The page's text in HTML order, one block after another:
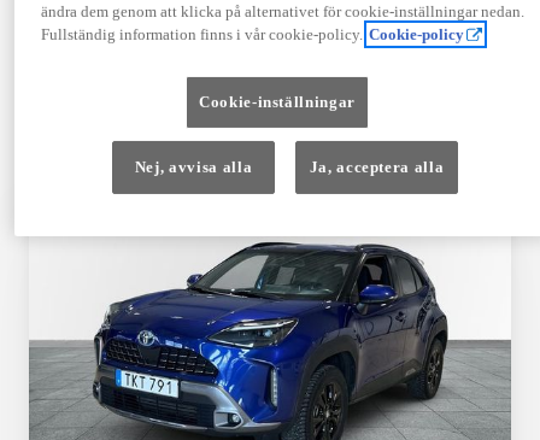
kombination med Toyota Relax
12 månaders vägassistans
ändra dem genom att klicka på alternativet för cookie-inställningar nedan.
Fullständig information finns i vår cookie-policy. Cookie-policy
Cookie-inställningar
Nej, avvisa alla Ja, acceptera alla